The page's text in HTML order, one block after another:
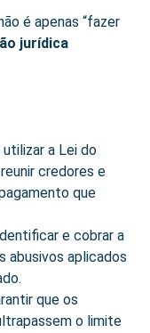
é apenas “fazer
jurídica
utilizar a Lei do
credores e
que
e cobrar a
abusivos aplicados
que os
o limite